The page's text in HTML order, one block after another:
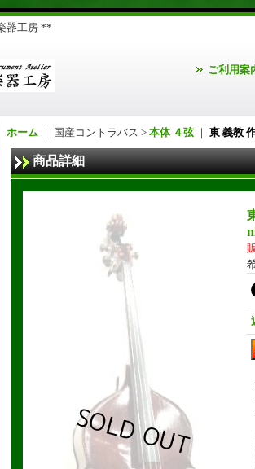
器工房 **
ご利用案
ホーム ｜ 国産コントラバス > 本体 ４弦｜ 東 義教
商品詳細